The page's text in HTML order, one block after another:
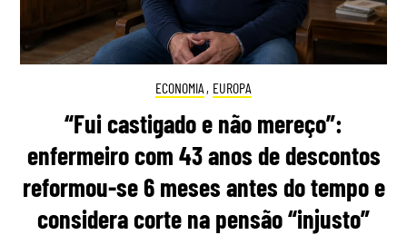
ECONOMIA , EUROPA
“Fui castigado e não mereço”:
enfermeiro com 43 anos de descontos
reformou-se 6 meses antes do tempo e
considera corte na pensão “injusto”